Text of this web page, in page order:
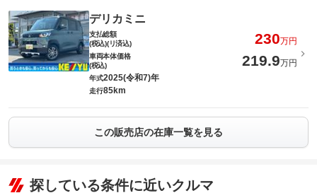
デリカミニ
支払総額
(税込)(リ済込)
230万円
車両本体価格
(税込)
219.9万円
年式2025(令和7)年
走行85km
この販売店の在庫一覧を見る
探している条件に近いクルマ